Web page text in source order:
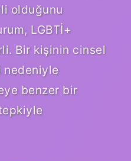
olduğunu
LGBTİ+
Bir kişinin cinsel
nedeniyle
benzer bir